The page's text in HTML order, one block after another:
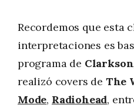
Recordemos que esta
interpretaciones es
programa de Clarkson
realizó covers de The
Mode, Radiohead,